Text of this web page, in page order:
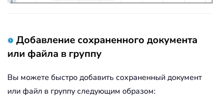
Добавление сохраненного документа
или файла в группу
Вы можете быстро добавить сохраненный документ
или файл в группу следующим образом: